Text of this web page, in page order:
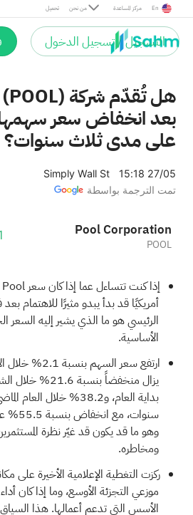
تحميل من نحن مركز المساعدة En
التسجيل / تسجيل الدخول
على مدى ثلاث سنوات؟
Simply Wall St
15:18 27/05
تمت الترجمة بواسطة
Pool Corporation
POOL
أمريكيًا قد بدأ يبدو مثيرًا للاهتمام
الرئيسي هو ما الذي يشير إليه السعر
الأساسية.
ارتفع سعر السهم
وهو ما قد يكون قد غيّر نظرة
ومخاطره.
موزعي التجزئة الأوسع، وما إذا كان
الأسس التي تدعم أعمالها. هذا